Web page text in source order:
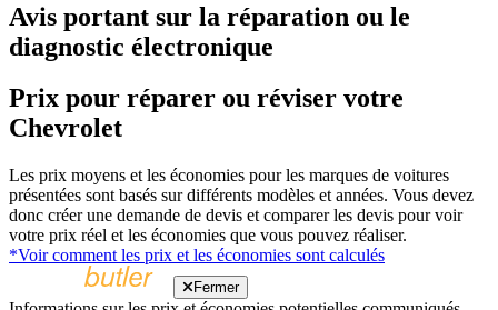
Avis portant sur la réparation ou le
diagnostic électronique
Prix pour réparer ou réviser votre
Chevrolet
Les prix moyens et les économies pour les marques de voitures
présentées sont basés sur différents modèles et années. Vous devez
donc créer une demande de devis et comparer les devis pour voir
votre prix réel et les économies que vous pouvez réaliser.
*Voir comment les prix et les économies sont calculés
Fermer